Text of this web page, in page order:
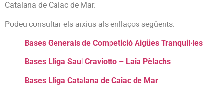
Catalana de Caiac de Mar.
Podeu consultar els arxius als enllaços següents:
Bases Generals de Competició Aigües Tranquil·les
Bases Lliga Saul Craviotto – Laia Pèlachs
Bases Lliga Catalana de Caiac de Mar